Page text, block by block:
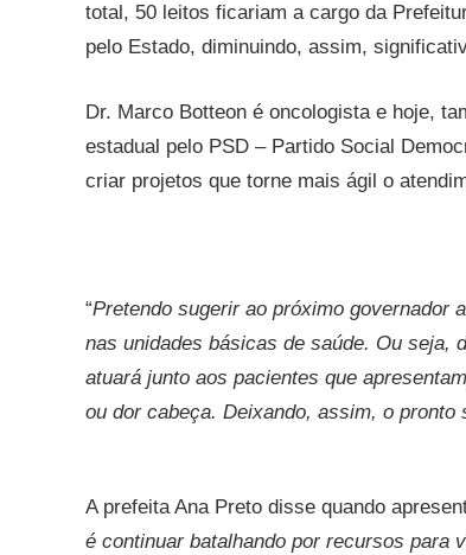
total, 50 leitos ficariam a cargo da
pelo Estado, diminuindo, assim,
Dr. Marco Botteon é oncologista e hoje,
estadual pelo PSD – Partido Social
criar projetos que torne mais ágil o
“Pretendo sugerir ao próximo governador
nas unidades básicas de saúde. Ou seja,
atuará junto aos pacientes que
ou dor cabeça. Deixando, assim, o
A prefeita Ana Preto disse quando
é continuar batalhando por recursos para